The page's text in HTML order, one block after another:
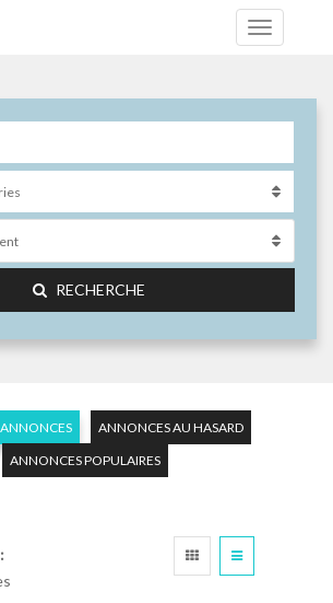
RECHERCHE
ANNONCES
ANNONCES AU HASARD
ANNONCES POPULAIRES